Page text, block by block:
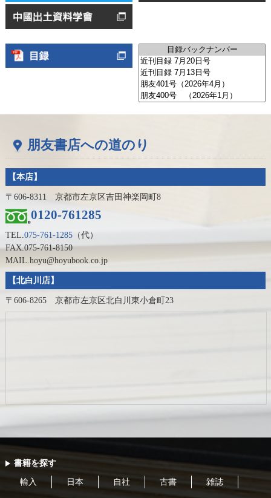
朋友書店への道のり
【本店】
〒606-8311 京都市左京区吉田神楽岡町8
0120-761285
TEL.075-761-1285（代）
FAX.075-761-8150
MAIL.hoyu@hoyubook.co.jp
【北白川店】
〒606-8265 京都市左京区北白川東小倉町23
書籍を探す
輸入 日本 自社 古書 雑誌